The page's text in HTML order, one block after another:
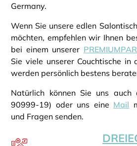
Germany.
Wenn Sie unsere edlen
möchten, empfehlen wir Ihnen
bei einem unserer
Sie viele unserer Couchtische in
werden persönlich bestens
Natürlich können Sie uns
90999-19) oder uns eine Mail
und Fragen senden.